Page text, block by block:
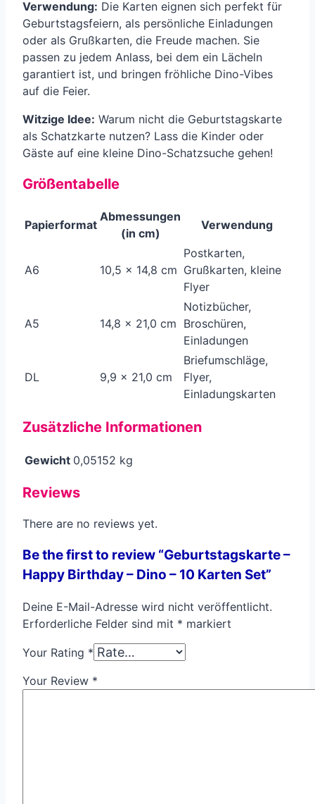
Verwendung: Die Karten eignen sich perfekt für
Geburtstagsfeiern, als persönliche Einladungen
oder als Grußkarten, die Freude machen. Sie
passen zu jedem Anlass, bei dem ein Lächeln
garantiert ist, und bringen fröhliche Dino-Vibes
auf die Feier.
Witzige Idee: Warum nicht die Geburtstagskarte
als Schatzkarte nutzen? Lass die Kinder oder
Gäste auf eine kleine Dino-Schatzsuche gehen!
Größentabelle
Papierformat
Abmessungen
(in cm)
Verwendung
A6 10,5 x 14,8 cm
Postkarten,
Grußkarten, kleine
Flyer
A5 14,8 x 21,0 cm
Notizbücher,
Broschüren,
Einladungen
DL 9,9 x 21,0 cm
Briefumschläge,
Flyer,
Einladungskarten
Zusätzliche Informationen
Gewicht 0,05152 kg
Reviews
There are no reviews yet.
Be the first to review “Geburtstagskarte –
Happy Birthday – Dino – 10 Karten Set”
Deine E-Mail-Adresse wird nicht veröffentlicht.
Erforderliche Felder sind mit * markiert
Your Rating *
Your Review *